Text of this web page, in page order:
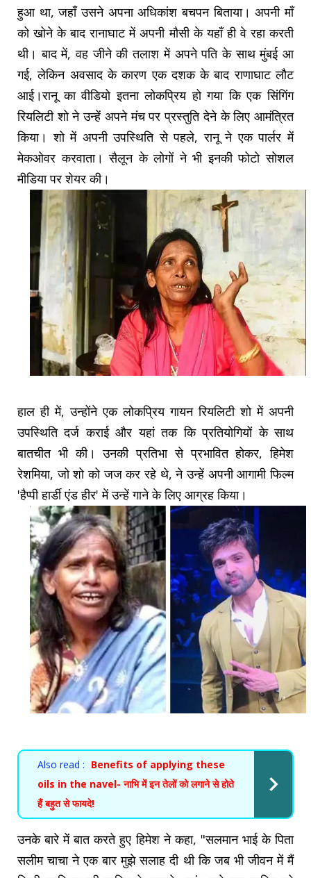
हुआ था, जहाँ उसने अपना अधिकांश बचपन बिताया। अपनी माँ
को खोने के बाद रानाघाट में अपनी मौसी के यहाँ ही वे रहा करती
थी। बाद में, वह जीने की तलाश में अपने पति के साथ मुंबई आ
गई, लेकिन अवसाद के कारण एक दशक के बाद राणाघाट लौट
आई।रानू का वीडियो इतना लोकप्रिय हो गया कि एक सिंगिंग
रियलिटी शो ने उन्हें अपने मंच पर प्रस्तुति देने के लिए आमंत्रित
किया। शो में अपनी उपस्थिति से पहले, रानू ने एक पार्लर में
मेकओवर करवाता। सैलून के लोगों ने भी इनकी फोटो सोशल
मीडिया पर शेयर की।
हाल ही में, उन्होंने एक लोकप्रिय गायन रियलिटी शो में अपनी
उपस्थिति दर्ज कराई और यहां तक ​​कि प्रतियोगियों के साथ
बातचीत भी की। उनकी प्रतिभा से प्रभावित होकर, हिमेश
रेशमिया, जो शो को जज कर रहे थे, ने उन्हें अपनी आगामी फिल्म
'हैप्पी हार्डी एंड हीर' में उन्हें गाने के लिए आग्रह किया।
Also read : Benefits of applying these
oils in the navel- नाभि में इन तेलों को लगाने से होते
हैं बहुत से फायदे!
उनके बारे में बात करते हुए हिमेश ने कहा, "सलमान भाई के पिता
सलीम चाचा ने एक बार मुझे सलाह दी थी कि जब भी जीवन में मैं